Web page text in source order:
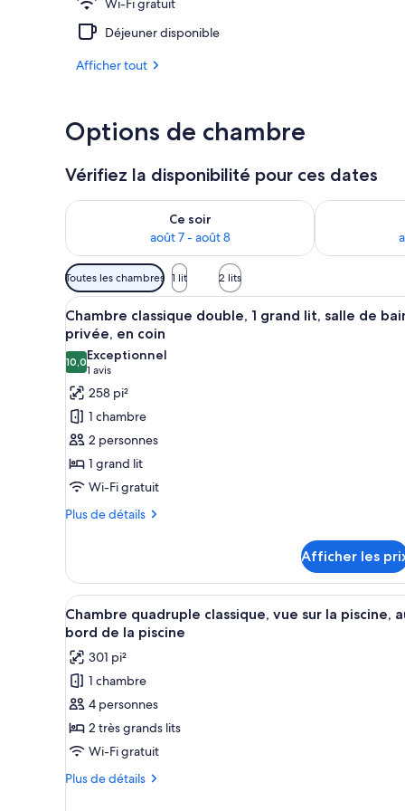
Wi-Fi gratuit
Déjeuner disponible
Afficher tout
Options de chambre
Vérifiez la disponibilité pour ces dates
Ce soir
août 7 - août 8
Vérifier la disponibilité pour ce soir août 7 - août 8
Vérifier la
Filtres
disponibles
pour
les
chambres
Toutes les chambres 1 lit 2 lits
Afficher
toutes
les
photos
pour
ce
type
de
chambre :
Chambre
classique
grand
lit,
salle
de
bain
privée,
en
coin
Chambre classique double, 1
1
Chambre classique double, 1 grand lit, salle de
privée, en coin
10,010,0 sur 10
Exceptionnel
1 avis
(1 avis)
258 pi²
1 chambre
2 personnes
1 grand lit
Wi-Fi gratuit
Plus de détails
Plus
Chambre
classique
double,
1
lit,
salle
de
bain
privée,
coin
Afficher les
Afficher
toutes
les
photos
pour
ce
type
de
chambre :
Chambre quadruple
1
Chambre quadruple classique, vue sur la piscine,
bord de la piscine
301 pi²
1 chambre
4 personnes
2 très grands lits
Wi-Fi gratuit
Plus de détails
Plus